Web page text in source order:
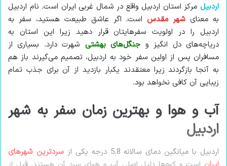
د
اردبیل مرکز استان اردبیل واقع در شمال غربی ایران است. نام اردبیل
به معنای شهر مقدساست. اگر عاشق طبیعت هستید، سفر به
اردبیل را در اولویت سفرهایتان قرار دهید زیرا این استان به
دریاچه‌های دل انگیز و جنگل‌های بهشتی شهرت دارد. بسیاری از
مسافران پس از اولین سفر خود به اردبیل، تصمیم می‌گیرند باز هم
به آنجا بازگردند زیرا معتقدند یکبار بازدید از آن برای جذب تمام
زیبایی آن کافی نخواهد بود.
آب و هوا و بهترین زمان سفر به شهر
اردبیل
اردبیل با میانگین دمای سالانه 5.8 درجه یکی از
سردترین شهرهای